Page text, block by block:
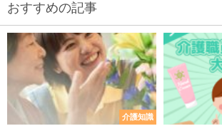
おすすめの記事
介護知識